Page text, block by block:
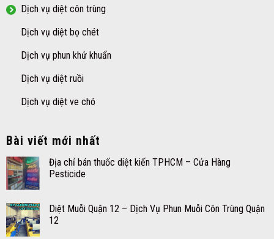
Dịch vụ diệt côn trùng
Dịch vụ diệt bọ chét
Dịch vụ phun khử khuẩn
Dịch vụ diệt ruồi
Dịch vụ diệt ve chó
Bài viết mới nhất
Địa chỉ bán thuốc diệt kiến TPHCM – Cửa Hàng
Pesticide
Diệt Muỗi Quận 12 – Dịch Vụ Phun Muỗi Côn Trùng Quận
12